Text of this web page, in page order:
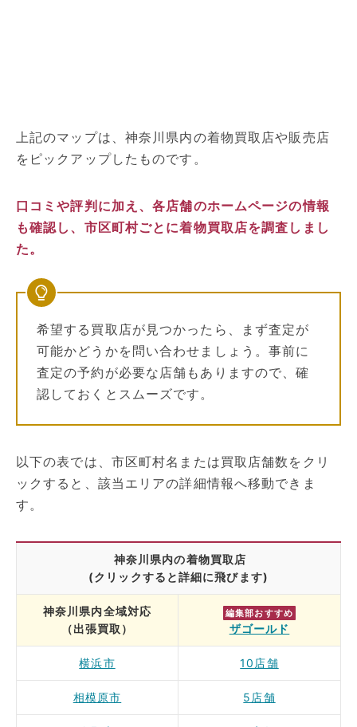
上記のマップは、神奈川県内の着物買取店や販売店
をピックアップしたものです。
口コミや評判に加え、各店舗のホームページの情報
も確認し、市区町村ごとに着物買取店を調査しまし
た。
希望する買取店が見つかったら、まず査定が
可能かどうかを問い合わせましょう。事前に
査定の予約が必要な店舗もありますので、確
認しておくとスムーズです。
以下の表では、市区町村名または買取店舗数をクリ
ックすると、該当エリアの詳細情報へ移動できま
す。
神奈川県内の着物買取店
(クリックすると詳細に飛びます)
神奈川県内全域対応
（出張買取）
編集部おすすめ
ザゴールド
横浜市 10店舗
相模原市 5店舗